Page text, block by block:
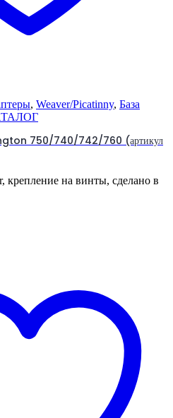
, Weaver/Picatinny, База
750/740/742/760 (артикул
крепление на винты, сделано в